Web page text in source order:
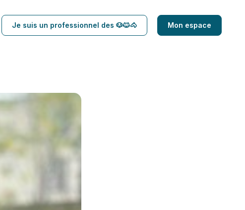
Je suis un professionnel des 🐶🐱🐴 Mon espace